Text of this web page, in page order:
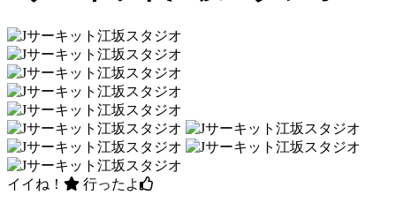
イイね！ 行ったよ